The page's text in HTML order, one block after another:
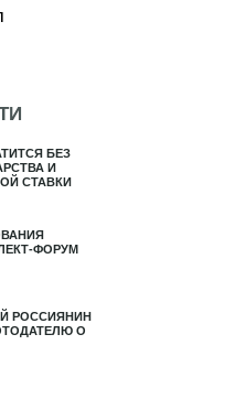
БЕЗ
И
СТАВКИ
ФОРУМ
РОССИЯНИН
О